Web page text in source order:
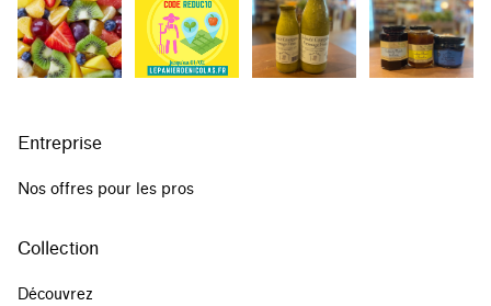
Entreprise
Nos offres pour les pros
Collection
Découvrez